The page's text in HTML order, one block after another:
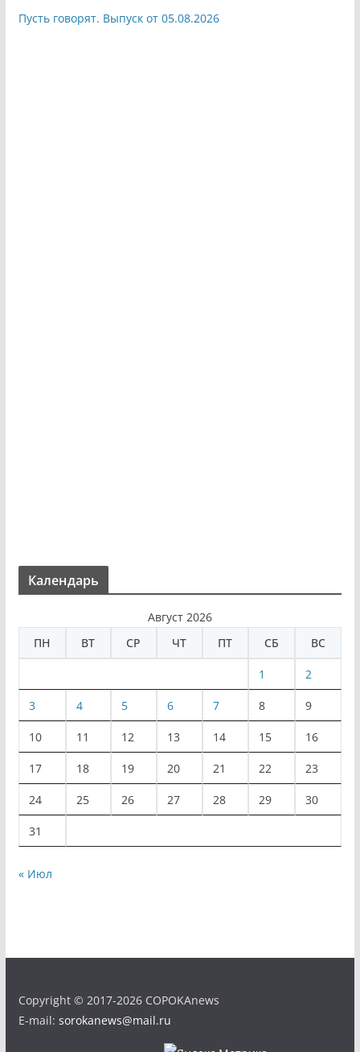
Пусть говорят. Выпуск от 05.08.2026
Календарь
Август 2026
ПН
ВТ СР ЧТ ПТ СБ ВС
1 2
3 4 5 6 7 8 9
10 11 12 13 14 15 16
17 18 19 20 21 22 23
24 25 26 27 28 29 30
31
« Июл
Copyright © 2017-2026 COPOKAnews
E-mail: sorokanews@mail.ru